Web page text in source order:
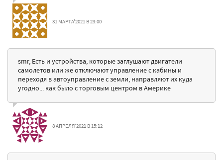
31 МАРТА'2021 В 23:00
smr, Есть и устройства, которые заглушают двигатели
самолетов или же отключают управление с кабины и
переходя в автоуправление с земли, направляют их куда
угодно... как было с торговым центром в Америке
8 АПРЕЛЯ'2021 В 15:12